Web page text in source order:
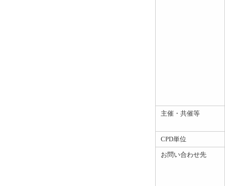
主催・共催等
CPD単位
お問い合わせ先